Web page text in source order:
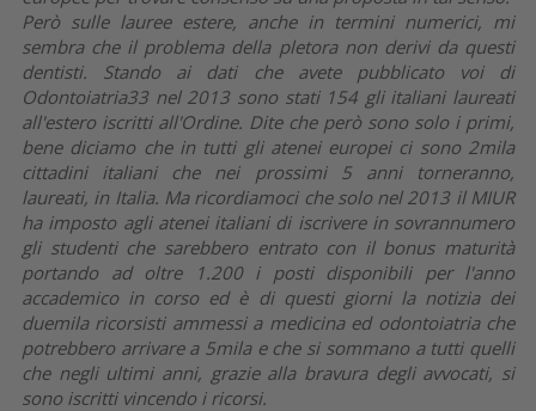
Però sulle lauree estere, anche in termini numerici, mi
sembra che il problema della pletora non derivi da questi
dentisti. Stando ai dati che avete pubblicato voi di
Odontoiatria33 nel 2013 sono stati 154 gli italiani laureati
all'estero iscritti all'Ordine. Dite che però sono solo i primi,
bene diciamo che in tutti gli atenei europei ci sono 2mila
cittadini italiani che nei prossimi 5 anni torneranno,
laureati, in Italia. Ma ricordiamoci che solo nel 2013 il MIUR
ha imposto agli atenei italiani di iscrivere in sovrannumero
gli studenti che sarebbero entrato con il bonus maturità
portando ad oltre 1.200 i posti disponibili per l'anno
accademico in corso ed è di questi giorni la notizia dei
duemila ricorsisti ammessi a medicina ed odontoiatria che
potrebbero arrivare a 5mila e che si sommano a tutti quelli
che negli ultimi anni, grazie alla bravura degli avvocati, si
sono iscritti vincendo i ricorsi.